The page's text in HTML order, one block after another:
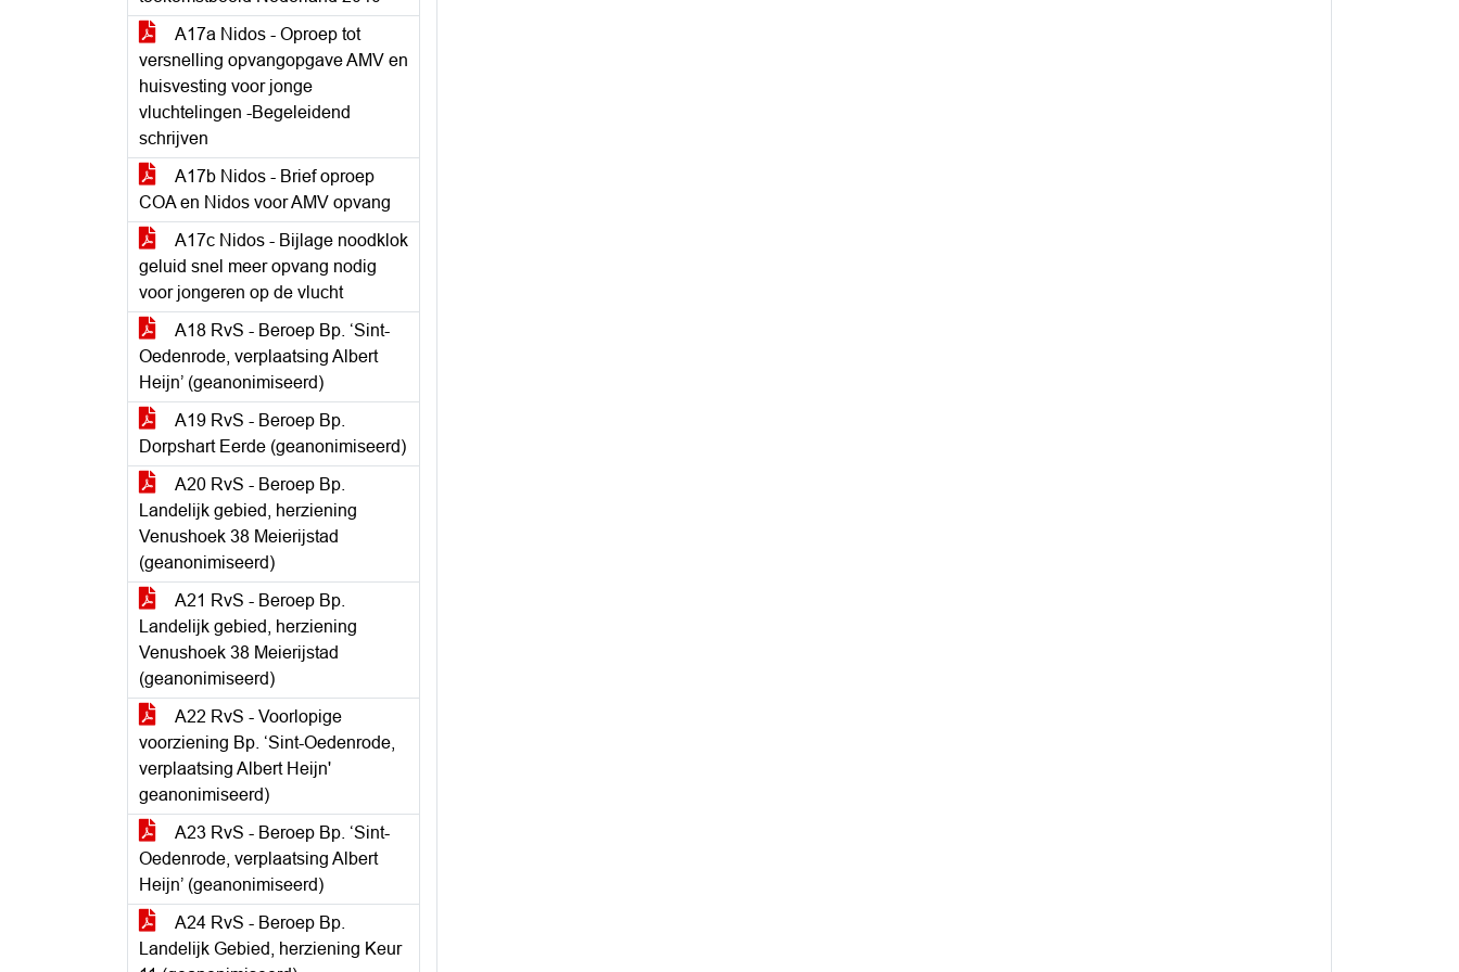
A17a Nidos - Oproep tot
versnelling opvangopgave AMV en
huisvesting voor jonge
vluchtelingen -Begeleidend
schrijven
A17b Nidos - Brief oproep
COA en Nidos voor AMV opvang
A17c Nidos - Bijlage noodklok
geluid snel meer opvang nodig
voor jongeren op de vlucht
A18 RvS - Beroep Bp. ‘Sint-
Oedenrode, verplaatsing Albert
Heijn’ (geanonimiseerd)
A19 RvS - Beroep Bp.
Dorpshart Eerde (geanonimiseerd)
A20 RvS - Beroep Bp.
Landelijk gebied, herziening
Venushoek 38 Meierijstad
(geanonimiseerd)
A21 RvS - Beroep Bp.
Landelijk gebied, herziening
Venushoek 38 Meierijstad
(geanonimiseerd)
A22 RvS - Voorlopige
voorziening Bp. ‘Sint-Oedenrode,
verplaatsing Albert Heijn'
geanonimiseerd)
A23 RvS - Beroep Bp. ‘Sint-
Oedenrode, verplaatsing Albert
Heijn’ (geanonimiseerd)
A24 RvS - Beroep Bp.
Landelijk Gebied, herziening Keur